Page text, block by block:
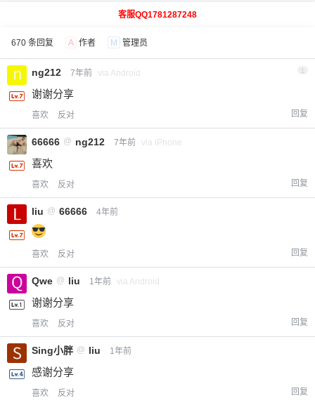
客服QQ1781287248
670 条回复 A 作者 M 管理员
ng212 7年前 via Android
谢谢分享
喜欢 反对 回复
66666 @ ng212 7年前 via iPhone
喜欢
喜欢 反对 回复
liu @ 66666 4年前
喜欢 反对 回复
Qwe @ liu 1年前 via Android
谢谢分享
喜欢 反对 回复
Sing小胖 @ liu 1年前
感谢分享
喜欢 反对 回复